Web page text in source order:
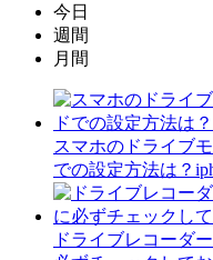
今日
週間
月間
スマホのドライブ
での設定方法は？
ドライブレコーダ